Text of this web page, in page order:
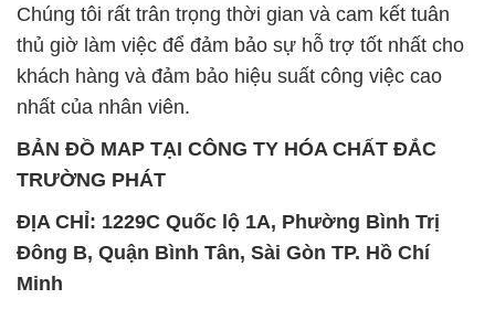
Chúng tôi rất trân trọng thời gian và cam kết tuân
thủ giờ làm việc để đảm bảo sự hỗ trợ tốt nhất cho
khách hàng và đảm bảo hiệu suất công việc cao
nhất của nhân viên.
BẢN ĐỒ MAP TẠI CÔNG TY HÓA CHẤT ĐẮC
TRƯỜNG PHÁT
ĐỊA CHỈ: 1229C Quốc lộ 1A, Phường Bình Trị
Đông B, Quận Bình Tân, Sài Gòn TP. Hồ Chí
Minh